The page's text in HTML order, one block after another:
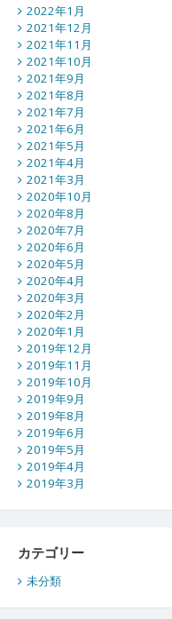
2022年1月
2021年12月
2021年11月
2021年10月
2021年9月
2021年8月
2021年7月
2021年6月
2021年5月
2021年4月
2021年3月
2020年10月
2020年8月
2020年7月
2020年6月
2020年5月
2020年4月
2020年3月
2020年2月
2020年1月
2019年12月
2019年11月
2019年10月
2019年9月
2019年8月
2019年6月
2019年5月
2019年4月
2019年3月
カテゴリー
未分類